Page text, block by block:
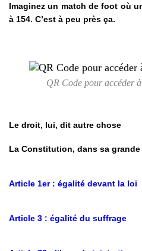
Imaginez un match de foot où
à 154. C’est à peu près ça.
QR Code pour accéder
Le droit, lui, dit autre chose
La Constitution, dans sa
Article 1er : égalité devant la loi
Article 3 : égalité du suffrage